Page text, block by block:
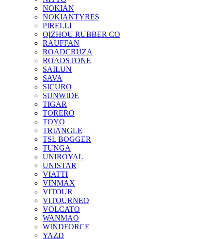
NOKIAN
NOKIANTYRES
PIRELLI
QIZHOU RUBBER CO
RAUFFAN
ROADCRUZA
ROADSTONE
SAILUN
SAVA
SICURO
SUNWIDE
TIGAR
TORERO
TOYO
TRIANGLE
TSL BOGGER
TUNGA
UNIROYAL
UNISTAR
VIATTI
VINMAX
VITOUR
VITOURNEO
VOLCATO
WANMAO
WINDFORCE
YAZD